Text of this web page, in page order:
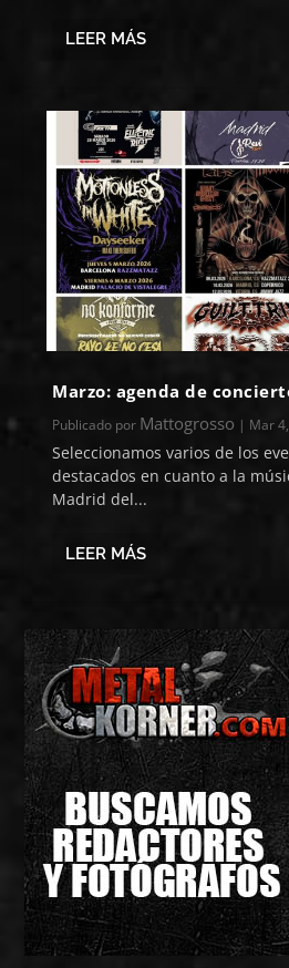
LEER MÁS
Marzo: agenda de
Publicado por Mattogrosso | Mar
Seleccionamos varios de los
destacados en cuanto a la
Madrid del...
LEER MÁS